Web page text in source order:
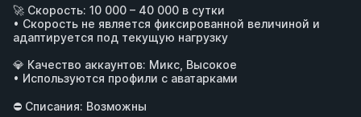
🚀 Скорость: 10 000 – 40 000 в сутки
• Скорость не является фиксированной величиной и
адаптируется под текущую нагрузку
💎 Качество аккаунтов: Микс, Высокое
• Используются профили с аватарками
⛔️ Списания: Возможны